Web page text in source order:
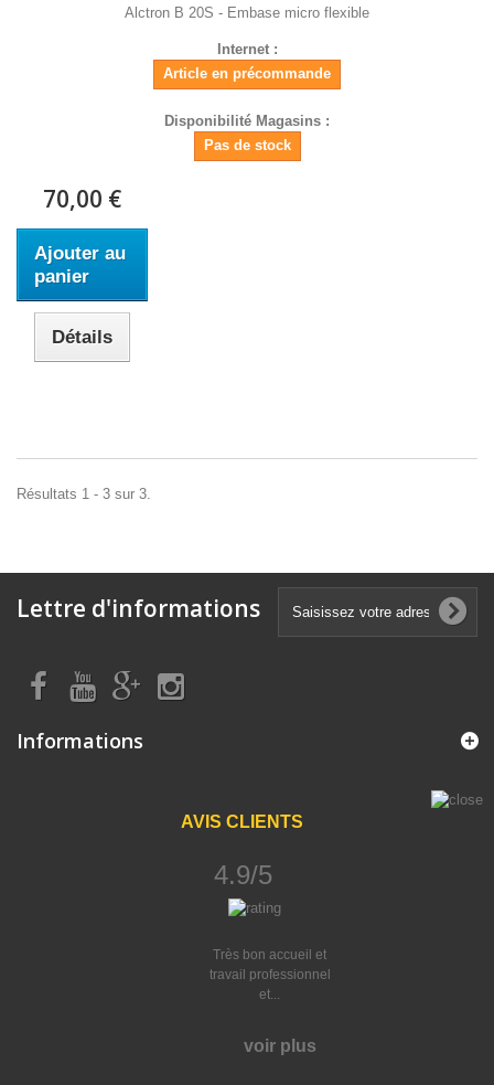
Alctron B 20S - Embase micro flexible
Internet :
Article en précommande
Disponibilité Magasins :
Pas de stock
70,00 €
Ajouter au
panier
Détails
Résultats 1 - 3 sur 3.
Lettre d'informations
Informations
AVIS CLIENTS
4.9/5
Très bon accueil et
travail professionnel
et...
voir plus